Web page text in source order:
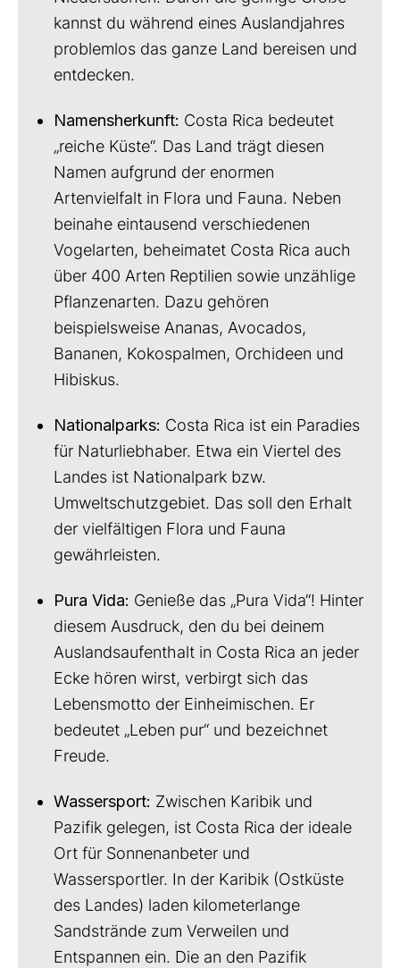
kannst du während eines Auslandjahres
problemlos das ganze Land bereisen und
entdecken.
Namensherkunft: Costa Rica bedeutet
„reiche Küste“. Das Land trägt diesen
Namen aufgrund der enormen
Artenvielfalt in Flora und Fauna. Neben
beinahe eintausend verschiedenen
Vogelarten, beheimatet Costa Rica auch
über 400 Arten Reptilien sowie unzählige
Pflanzenarten. Dazu gehören
beispielsweise Ananas, Avocados,
Bananen, Kokospalmen, Orchideen und
Hibiskus.
Nationalparks: Costa Rica ist ein Paradies
für Naturliebhaber. Etwa ein Viertel des
Landes ist Nationalpark bzw.
Umweltschutzgebiet. Das soll den Erhalt
der vielfältigen Flora und Fauna
gewährleisten.
Pura Vida: Genieße das „Pura Vida“! Hinter
diesem Ausdruck, den du bei deinem
Auslandsaufenthalt in Costa Rica an jeder
Ecke hören wirst, verbirgt sich das
Lebensmotto der Einheimischen. Er
bedeutet „Leben pur“ und bezeichnet
Freude.
Wassersport: Zwischen Karibik und
Pazifik gelegen, ist Costa Rica der ideale
Ort für Sonnenanbeter und
Wassersportler. In der Karibik (Ostküste
des Landes) laden kilometerlange
Sandstrände zum Verweilen und
Entspannen ein. Die an den Pazifik